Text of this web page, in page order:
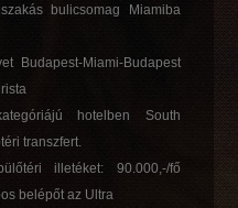
bulicsomag Miamiba
Budapest-Miami-Budapest
hotelben South
transzfert.
illetéket: 90.000,-/fő
belépőt az Ultra